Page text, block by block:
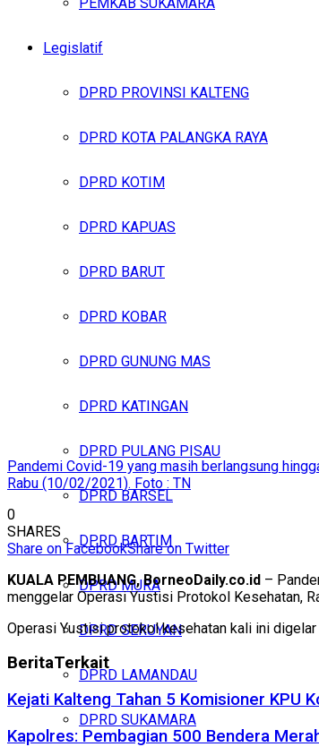
Legislatif
DPRD PROVINSI KALTENG
DPRD KOTA PALANGKA RAYA
DPRD KOTIM
DPRD KAPUAS
DPRD BARUT
DPRD KOBAR
DPRD GUNUNG MAS
DPRD KATINGAN
DPRD PULANG PISAU
DPRD BARSEL
DPRD BARTIM
DPRD MURA
DPRD SERUYAN
DPRD LAMANDAU
DPRD SUKAMARA
Pandemi Covid-19 yang masih berlangsung
Rabu (10/02/2021). Foto : TN
0
SHARES
Share on FacebookShare on Twitter
KUALA PEMBUANG, BorneoDaily.co.id –
menggelar Operasi Yustisi Protokol Kesehatan,
Operasi Yustisi protokol kesehatan kali ini digelar
BeritaTerkait
Kejati Kalteng Tahan 5 Komisioner KPU
Kapolres: Pembagian 500 Bendera